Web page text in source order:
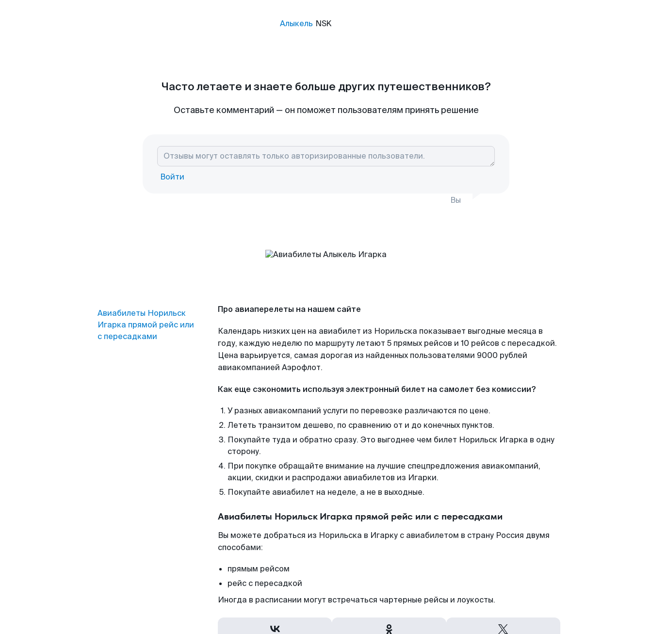
Алыкель NSK
Часто летаете и знаете больше других путешественников?
Оставьте комментарий — он поможет пользователям принять решение
Войти
Вы
Авиабилеты Норильск
Игарка прямой рейс или
с пересадками
Про авиаперелеты на нашем сайте
Календарь низких цен на авиабилет из Норильска показывает выгодные месяца в
году, каждую неделю по маршруту летают 5 прямых рейсов и 10 рейсов с пересадкой.
Цена варьируется, самая дорогая из найденных пользователями 9000 рублей
авиакомпанией Аэрофлот.
Как еще сэкономить используя электронный билет на самолет без комиссии?
У разных авиакомпаний услуги по перевозке различаются по цене.
Лететь транзитом дешево, по сравнению от и до конечных пунктов.
Покупайте туда и обратно сразу. Это выгоднее чем билет Норильск Игарка в одну
сторону.
При покупке обращайте внимание на лучшие спецпредложения авиакомпаний,
акции, скидки и распродажи авиабилетов из Игарки.
Покупайте авиабилет на неделе, а не в выходные.
Авиабилеты Норильск Игарка прямой рейс или с пересадками
Вы можете добраться из Норильска в Игарку с авиабилетом в страну Россия двумя
способами:
прямым рейсом
рейс с пересадкой
Иногда в расписании могут встречаться чартерные рейсы и лоукосты.